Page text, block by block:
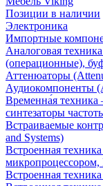
Позиции в наличии
Электроника
Импортные
Аналоговая
(операционные),
Аттенюаторы
Аудиокомпоненты
Временна́я
синтезаторы
Встраиваемые
and Systems)
Встроенная
Встроенная